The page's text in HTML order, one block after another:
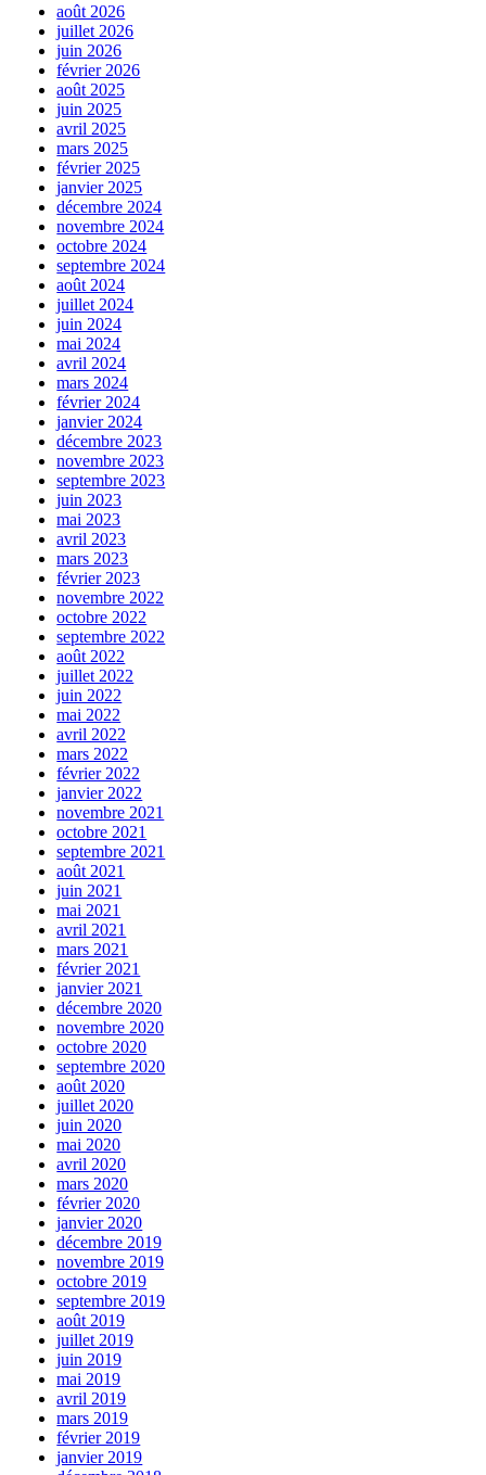
août 2026
juillet 2026
juin 2026
février 2026
août 2025
juin 2025
avril 2025
mars 2025
février 2025
janvier 2025
décembre 2024
novembre 2024
octobre 2024
septembre 2024
août 2024
juillet 2024
juin 2024
mai 2024
avril 2024
mars 2024
février 2024
janvier 2024
décembre 2023
novembre 2023
septembre 2023
juin 2023
mai 2023
avril 2023
mars 2023
février 2023
novembre 2022
octobre 2022
septembre 2022
août 2022
juillet 2022
juin 2022
mai 2022
avril 2022
mars 2022
février 2022
janvier 2022
novembre 2021
octobre 2021
septembre 2021
août 2021
juin 2021
mai 2021
avril 2021
mars 2021
février 2021
janvier 2021
décembre 2020
novembre 2020
octobre 2020
septembre 2020
août 2020
juillet 2020
juin 2020
mai 2020
avril 2020
mars 2020
février 2020
janvier 2020
décembre 2019
novembre 2019
octobre 2019
septembre 2019
août 2019
juillet 2019
juin 2019
mai 2019
avril 2019
mars 2019
février 2019
janvier 2019